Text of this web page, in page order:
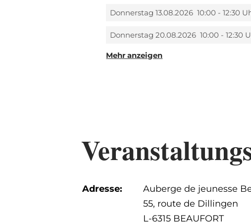
Donnerstag 13.08.2026 10:00 - 12:30
Donnerstag 20.08.2026 10:00 - 12:30
Donnerstag 27.08.2026
Mehr anzeigen
Adresse:
Auberge de jeunesse
55, route de Dillingen
L-6315 BEAUFORT